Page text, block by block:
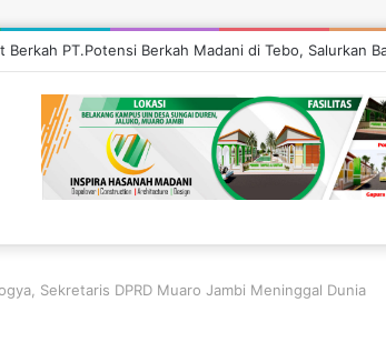
Berkah PT.Potensi Berkah Madani di Tebo, Salurkan
Sekretaris DPRD Muaro Jambi Meninggal Dunia